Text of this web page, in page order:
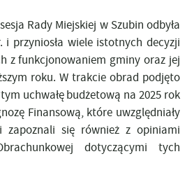
Rady Miejskiej w Szubin odbyła
i przyniosła wiele istotnych decyzji
z funkcjonowaniem gminy oraz jej
roku. W trakcie obrad podjęto
uchwałę budżetową na 2025 rok
Finansową, które uwzględniały
zapoznali się również z opiniami
dotyczącymi tych